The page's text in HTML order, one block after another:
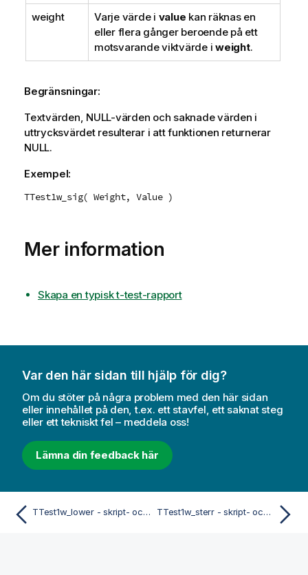
weight Varje värde i value kan räknas en
eller flera gånger beroende på ett
motsvarande viktvärde i weight.
Begränsningar:
Textvärden, NULL-värden och saknade värden i
uttrycksvärdet resulterar i att funktionen returnerar
NULL.
Exempel:
TTest1w_sig( Weight, Value )
Mer information
Skapa en typisk t-test-rapport
Var den här sidan till hjälp för dig?
Om du stöter på några problem med den här sidan
eller innehållet på den, t.ex. ett stavfel, ett saknat steg
eller ett tekniskt fel – meddela oss!
Lämna din feedback här
TTest1w_lower - skript- och diagramfunktion TTest1w_sterr - skript- och diagramfunktion